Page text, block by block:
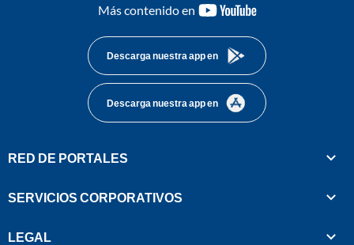
Más contenido en
youtube-
Descarga nuestra app en
Descarga nuestra app en
RED DE PORTALES
SERVICIOS CORPORATIVOS
LEGAL